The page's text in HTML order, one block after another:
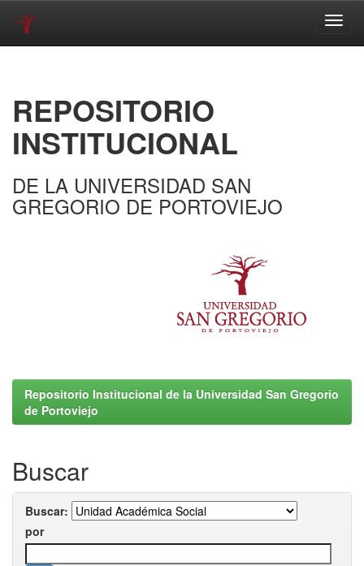
REPOSITORIO
INSTITUCIONAL
DE LA UNIVERSIDAD SAN
GREGORIO DE PORTOVIEJO
Repositorio Institucional de la Universidad San Gregorio
de Portoviejo
Buscar
Buscar:
por